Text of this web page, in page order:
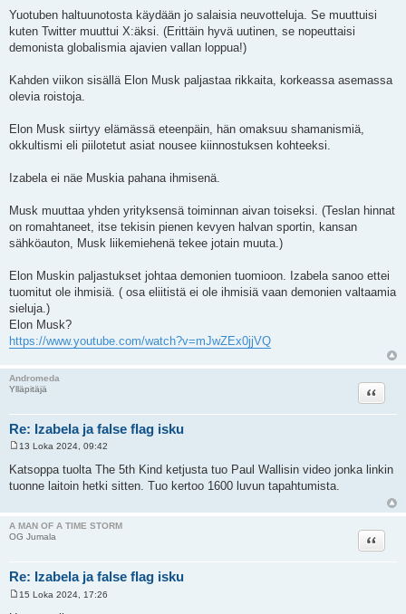
Yuotuben haltuunotosta käydään jo salaisia neuvotteluja. Se muuttuisi
kuten Twitter muuttui X:äksi. (Erittäin hyvä uutinen, se nopeuttaisi
demonista globalismia ajavien vallan loppua!)
Kahden viikon sisällä Elon Musk paljastaa rikkaita, korkeassa asemassa
olevia roistoja.
Elon Musk siirtyy elämässä eteenpäin, hän omaksuu shamanismiä,
okkultismi eli piilotetut asiat nousee kiinnostuksen kohteeksi.
Izabela ei näe Muskia pahana ihmisenä.
Musk muuttaa yhden yrityksensä toiminnan aivan toiseksi. (Teslan hinnat
on romahtaneet, itse tekisin pienen kevyen halvan sportin, kansan
sähköauton, Musk liikemiehenä tekee jotain muuta.)
Elon Muskin paljastukset johtaa demonien tuomioon. Izabela sanoo ettei
tuomitut ole ihmisiä. ( osa eliitistä ei ole ihmisiä vaan demonien valtaamia
sieluja.)
Elon Musk?
https://www.youtube.com/watch?v=mJwZEx0jjVQ
Andromeda
Ylläpitäjä
Re: Izabela ja false flag isku
Lainaa
e
s
13 Loka 2024, 09:42
Katsoppa tuolta The 5th Kind ketjusta tuo Paul Wallisin video jonka linkin
tuonne laitoin hetki sitten. Tuo kertoo 1600 luvun tapahtumista.
A MAN OF A TIME STORM
OG Jumala
Re: Izabela ja false flag isku
Lainaa
15 Loka 2024, 17:26